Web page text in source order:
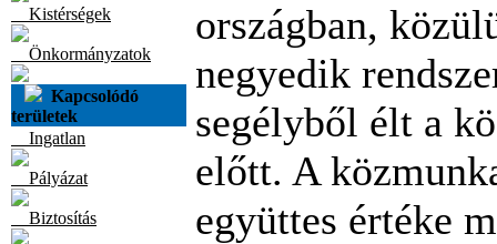
Kistérségek
Önkormányzatok
Kapcsolódó
területek
Ingatlan
Pályázat
Biztosítás
országban,
negyedik
segélyből élt a
előtt. A
együttes értéke